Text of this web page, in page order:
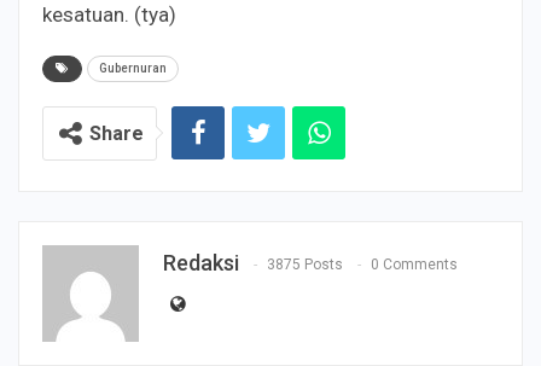
kesatuan. (tya)
Gubernuran
Share
Redaksi 3875 Posts 0 Comments